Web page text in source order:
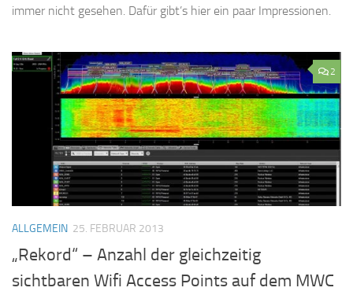
immer nicht gesehen. Dafür gibt’s hier ein paar Impressionen.
2
ALLGEMEIN 25. FEBRUAR 2013
„Rekord“ – Anzahl der gleichzeitig
sichtbaren Wifi Access Points auf dem MWC